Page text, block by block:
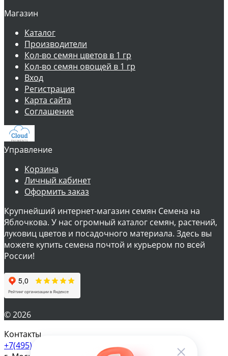
Магазин
Каталог
Производители
Кол-во семян цветов в 1 гр
Кол-во семян овощей в 1 гр
Вход
Регистрация
Карта сайта
Соглашение
Управление
Корзина
Личный кабинет
Оформить заказ
Крупнейший интернет-магазин семян Семена на
Яблочкова. У нас огромный каталог семян, растений,
луковиц цветов и посадочного материала. Здесь вы
можете купить семена почтой и курьером по всей
России!
© 2026
Контакты
+7(495) 610-57-17